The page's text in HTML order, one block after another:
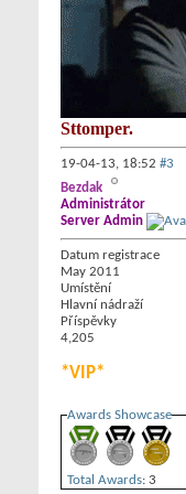
Sttomper.
19-04-13, 18:52 #3
Bezdak
Administrátor
Server Admin
Datum registrace
May 2011
Umístění
Hlavní nádraží
Příspěvky
4,205
*VIP*
Awards Showcase
Total Awards: 3